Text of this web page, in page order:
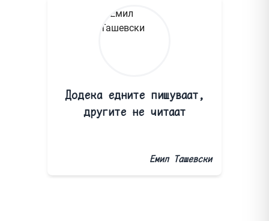
Додека едните пишуваат,
другите не читаат
Емил Ташевски